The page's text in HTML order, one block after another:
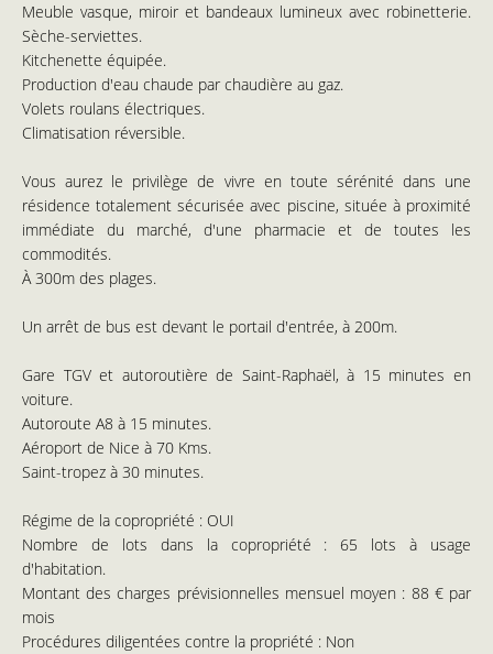
Meuble vasque, miroir et bandeaux lumineux avec robinetterie.
Sèche-serviettes.
Kitchenette équipée.
Production d'eau chaude par chaudière au gaz.
Volets roulans électriques.
Climatisation réversible.
Vous aurez le privilège de vivre en toute sérénité dans une
résidence totalement sécurisée avec piscine, située à proximité
immédiate du marché, d'une pharmacie et de toutes les
commodités.
À 300m des plages.
Un arrêt de bus est devant le portail d'entrée, à 200m.
Gare TGV et autoroutière de Saint-Raphaël, à 15 minutes en
voiture.
Autoroute A8 à 15 minutes.
Aéroport de Nice à 70 Kms.
Saint-tropez à 30 minutes.
Régime de la copropriété : OUI
Nombre de lots dans la copropriété : 65 lots à usage
d'habitation.
Montant des charges prévisionnelles mensuel moyen : 88 € par
mois
Procédures diligentées contre la propriété : Non